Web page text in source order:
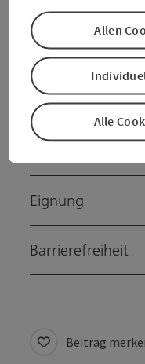
Ausstattung
Preise
Eignung
Barrierefreiheit
Beitrag
Alle
Allen